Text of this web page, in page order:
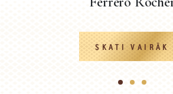
SKATI VAIRĀK
1 2 3